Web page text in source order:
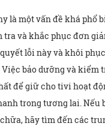
là một vấn đề khá phổ
và khắc phục đơn
lỗi này và khôi
bảo dưỡng và kiểm
để giữ cho tivi hoạt
trong tương lai. Nếu
hãy tìm đến các